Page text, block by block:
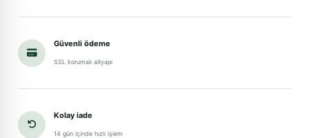
Güvenli ödeme
SSL korumalı altyapı
Kolay iade
14 gün içinde hızlı işlem